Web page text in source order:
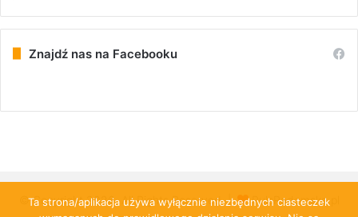
Znajdź nas na Facebooku
© Copyright 2026, All Rights Reserved | PulsRadomska.pl
Ta strona/aplikacja używa wyłącznie niezbędnych ciasteczek